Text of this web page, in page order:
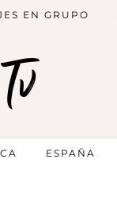
EN GRUPO
ESPAÑA